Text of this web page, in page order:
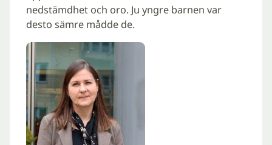
nedstämdhet och oro. Ju yngre barnen var
desto sämre mådde de.